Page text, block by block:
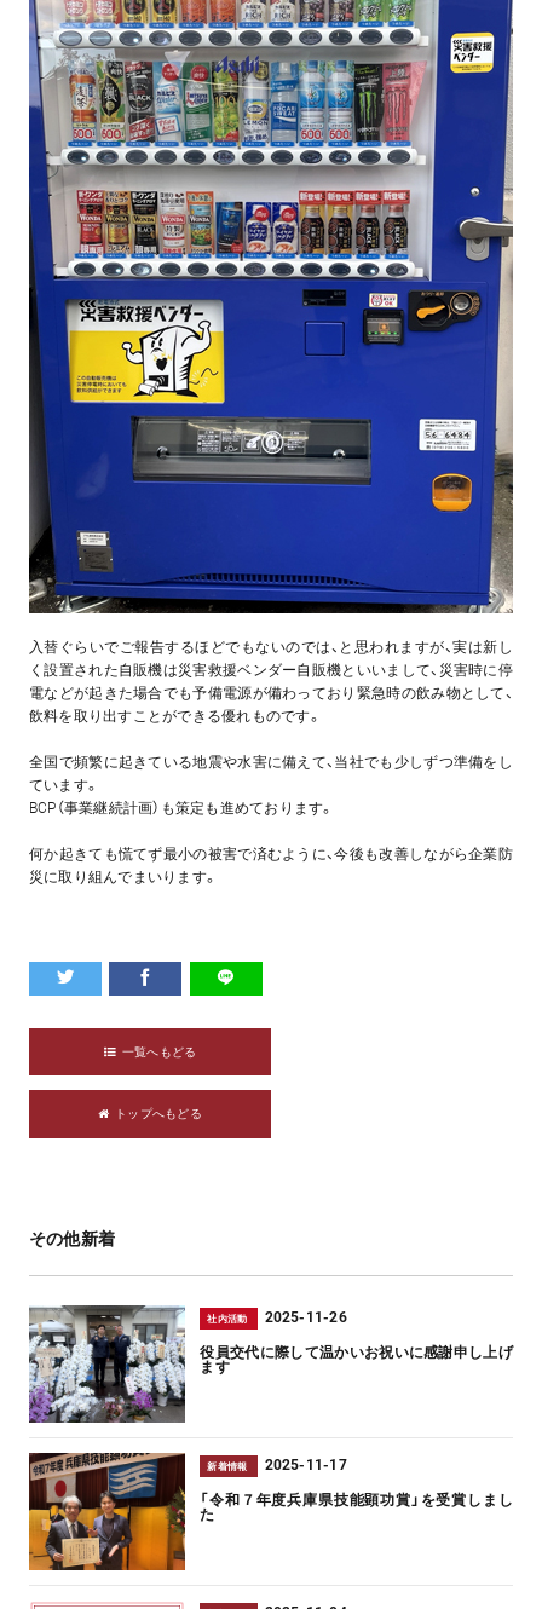
入替ぐらいでご報告するほどでもないのでは、と思われますが、実は新し
く設置された自販機は災害救援ベンダー自販機といいまして、災害時に停
電などが起きた場合でも予備電源が備わっており緊急時の飲み物として、
飲料を取り出すことができる優れものです。
全国で頻繁に起きている地震や水害に備えて、当社でも少しずつ準備をし
ています。
BCP（事業継続計画）も策定も進めております。
何か起きても慌てず最小の被害で済むように、今後も改善しながら企業防
災に取り組んでまいります。
一覧へもどる
トップへもどる
その他新着
社内活動 2025-11-26
役員交代に際して温かいお祝いに感謝申し上げ
ます
新着情報 2025-11-17
「令和７年度兵庫県技能顕功賞」を受賞しまし
た